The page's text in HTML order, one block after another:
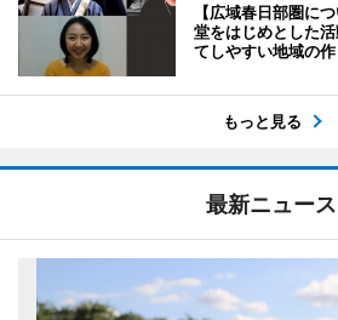
【広域春日部圏に
堂をはじめとした
てしやすい地域の
もっと見る
最新ニュース